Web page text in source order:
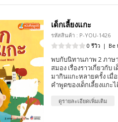
เด็กเลี้ยงแกะ
รหัสสินค้า : P-YOU-1426
0 รีวิว | Be
พบกับนิทานภาพ 2 ภาษ
สมอง เรื่องราวเกี่ยวกับ
มากินแกะหลายครั้ง เมื่
คำพูดของเด็กเลี้ยงแกะ
ดูรายละเอียดเพิ่มเติม